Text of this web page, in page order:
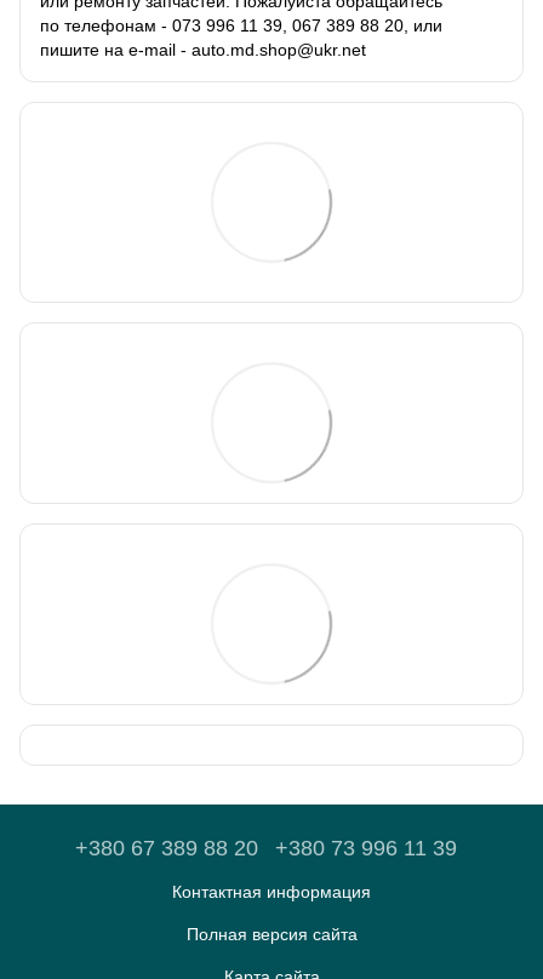
по телефонам - 073 996 11 39, 067 389 88 20, или
пишите на e-mail - auto.md.shop@ukr.net
+380 67 389 88 20 +380 73 996 11 39
Контактная информация
Полная версия сайта